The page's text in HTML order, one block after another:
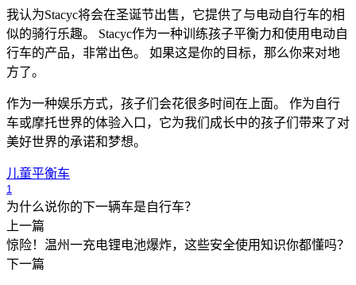
我认为Stacyc将会在圣诞节出售，它提供了与电动自行车的相
似的骑行乐趣。 Stacyc作为一种训练孩子平衡力和使用电动自
行车的产品，非常出色。 如果这是你的目标，那么你来对地
方了。
作为一种娱乐方式，孩子们会花很多时间在上面。 作为自行
车或摩托世界的体验入口，它为我们成长中的孩子们带来了对
美好世界的承诺和梦想。
儿童平衡车
1
为什么说你的下一辆车是自行车？
上一篇
惊险！温州一充电锂电池爆炸，这些安全使用知识你都懂吗？
下一篇